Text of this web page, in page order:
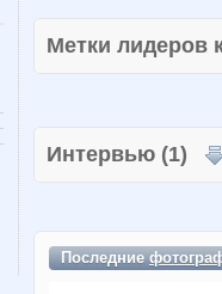
Метки
Интервью (1)
Последние